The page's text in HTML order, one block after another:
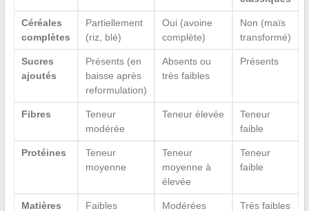
Céréales
complètes
Partiellement
(riz, blé)
Oui (avoine
complète)
Non (maïs
transformé)
Sucres
ajoutés
Présents (en
baisse après
reformulation)
Absents ou
très faibles
Présents
Fibres
Teneur
modérée
Teneur élevée
Teneur
faible
Protéines
Teneur
moyenne
Teneur
moyenne à
élevée
Teneur
faible
Matières Faibles Modérées Très faibles